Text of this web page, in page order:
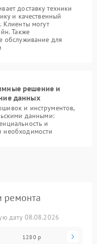
доставку техники
и качественный
Клиенты могут
Также
обслуживание для
решение и
данных
и инструментов,
данными:
и
необходимости
ремонта
дату 08.08.2026
1280 р